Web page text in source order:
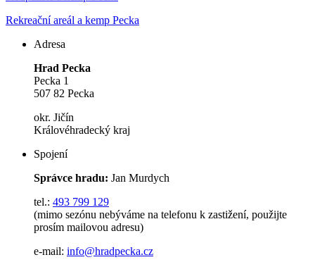
Rekreační areál a kemp Pecka
Adresa
Hrad Pecka
Pecka 1
507 82 Pecka
okr. Jičín
Královéhradecký kraj
Spojení
Správce hradu: Jan Murdych
tel.: 493 799 129
(mimo sezónu nebýváme na telefonu k zastižení, použijte
prosím mailovou adresu)
e-mail: info@hradpecka.cz